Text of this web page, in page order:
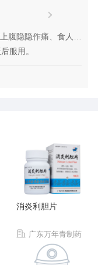
腹隐隐作痛、食人作
上述证候者。
服用。
消炎利胆片
广东万年青制药
有限公司